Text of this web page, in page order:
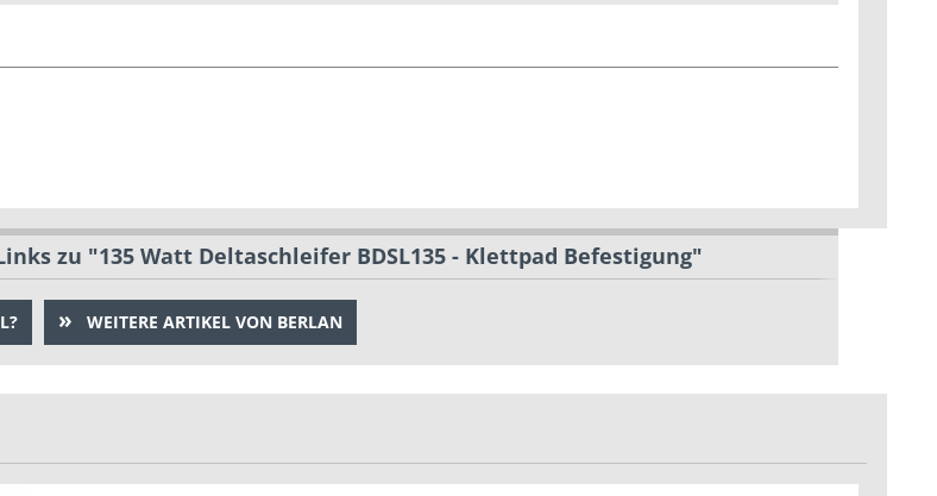
zu "135 Watt Deltaschleifer BDSL135 - Klettpad Befestigung"
WEITERE ARTIKEL VON BERLAN